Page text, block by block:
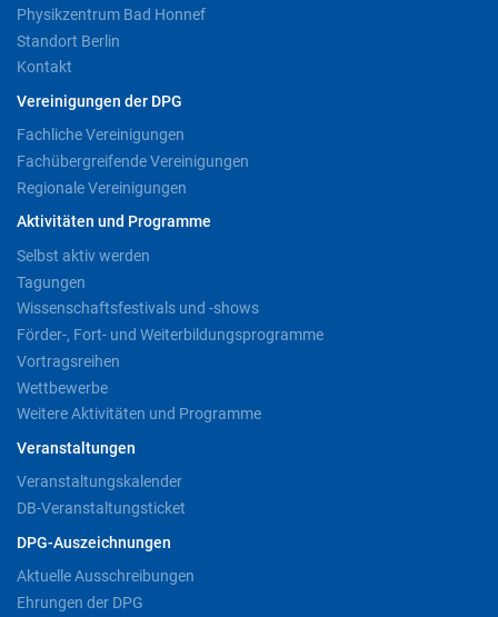
Physikzentrum Bad Honnef
Standort Berlin
Kontakt
Vereinigungen der DPG
Fachliche Vereinigungen
Fachübergreifende Vereinigungen
Regionale Vereinigungen
Aktivitäten und Programme
Selbst aktiv werden
Tagungen
Wissenschaftsfestivals und -shows
Förder-, Fort- und Weiterbildungsprogramme
Vortragsreihen
Wettbewerbe
Weitere Aktivitäten und Programme
Veranstaltungen
Veranstaltungskalender
DB-Veranstaltungsticket
DPG-Auszeichnungen
Aktuelle Ausschreibungen
Ehrungen der DPG